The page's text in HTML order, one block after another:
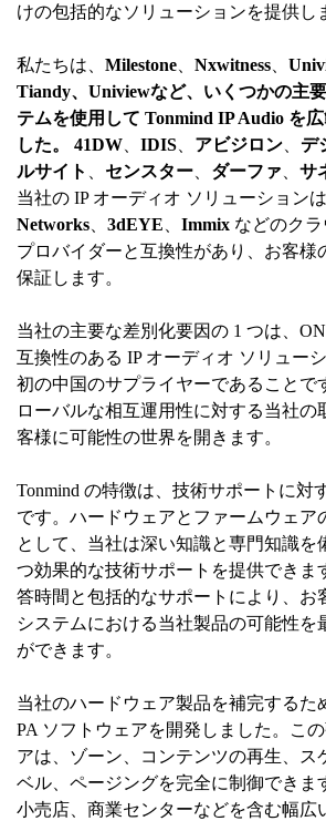
けの包括的なソリューションを提供し
私たちは、 Milestone Nxwitness
Tiandy、Univiewなど、いくつかの主
テムを使用して Tonmind IP Audio を
した。 41DW
IDIS アビジロン デ
ルサイト
センスター ダーファ サ
当社の IP オーディオ ソリューションは
Networks
3dEYE Immix などのク
プロバイダーと互換性があり、お客様
保証します。
当社の主要な差別化要因の 1 つは、
互換性のある IP オーディオ ソリュー
初の中国のサプライヤーであることで
ローバルな相互運用性に対する当社の
客様に可能性の世界を開きます。
Tonmind の特徴は、技術サポートに対
です。ハードウェアとファームウェア
として、当社は深い知識と専門知識を
つ効果的な技術サポートを提供できま
答時間と包括的なサポートにより、お
システムにおける当社製品の可能性を
ができます。
当社のハードウェア製品を補完するた
PA ソフトウェアを開発しました。こ
アは、ゾーン、コンテンツの再生、ス
ベル、ページングを完全に制御できま
小売店、商業センターなどを含む幅広